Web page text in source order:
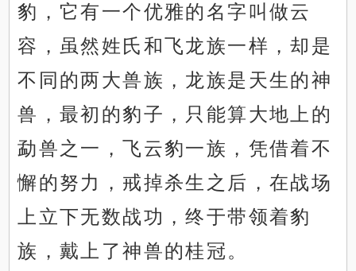
豹，它有一个优雅的名字叫做云
容，虽然姓氏和飞龙族一样，却是
不同的两大兽族，龙族是天生的神
兽，最初的豹子，只能算大地上的
勐兽之一，飞云豹一族，凭借着不
懈的努力，戒掉杀生之后，在战场
上立下无数战功，终于带领着豹
族，戴上了神兽的桂冠。